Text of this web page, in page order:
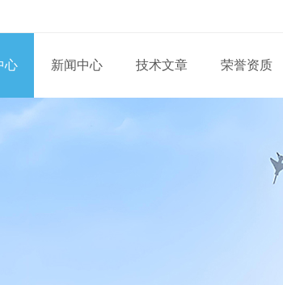
心 新闻中心 技术文章 荣誉资质